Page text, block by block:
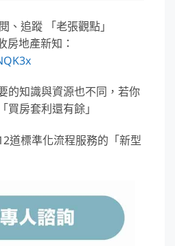
、追蹤 「老張觀點」
地產新知：
的知識與資源也不同，若你
房套利還有餘」
道標準化流程服務的「新型